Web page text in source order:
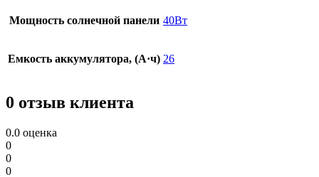
Мощность солнечной панели 40Вт
Емкость аккумулятора, (А·ч) 26
0 отзыв клиента
0.0 оценка
0
0
0